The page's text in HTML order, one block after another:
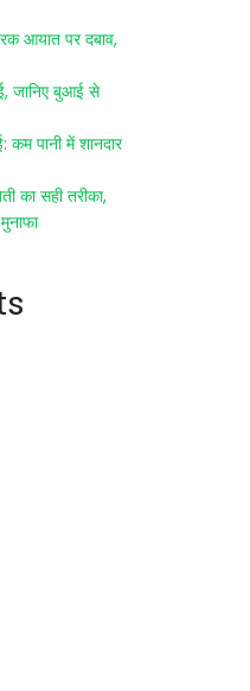
आयात पर दबाव,
जानिए बुआई से
पानी में शानदार
का सही तरीका,